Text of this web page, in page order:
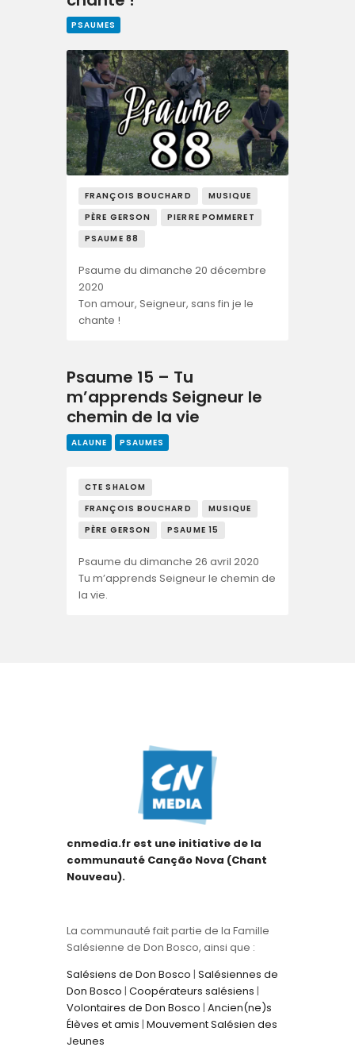
PSAUMES
FRANÇOIS BOUCHARD
MUSIQUE
PÈRE GERSON
PIERRE POMMERET
PSAUME 88
Psaume du dimanche 20 décembre
2020
Ton amour, Seigneur, sans fin je le
chante !
Psaume 15 – Tu
m’apprends Seigneur le
chemin de la vie
ALAUNE PSAUMES
CTE SHALOM
FRANÇOIS BOUCHARD
MUSIQUE
PÈRE GERSON
PSAUME 15
Psaume du dimanche 26 avril 2020
Tu m’apprends Seigneur le chemin de
la vie.
cnmedia.fr est une initiative de la
communauté Canção Nova (Chant
Nouveau).
La communauté fait partie de la Famille
Salésienne de Don Bosco, ainsi que :
Salésiens de Don Bosco | Salésiennes de
Don Bosco | Coopérateurs salésiens |
Volontaires de Don Bosco | Ancien(ne)s
Élèves et amis | Mouvement Salésien des
Jeunes